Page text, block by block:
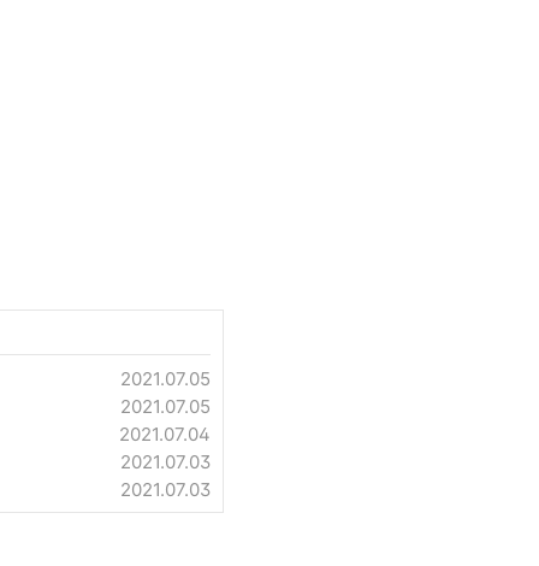
2021.07.05
2021.07.05
2021.07.04
2021.07.03
2021.07.03